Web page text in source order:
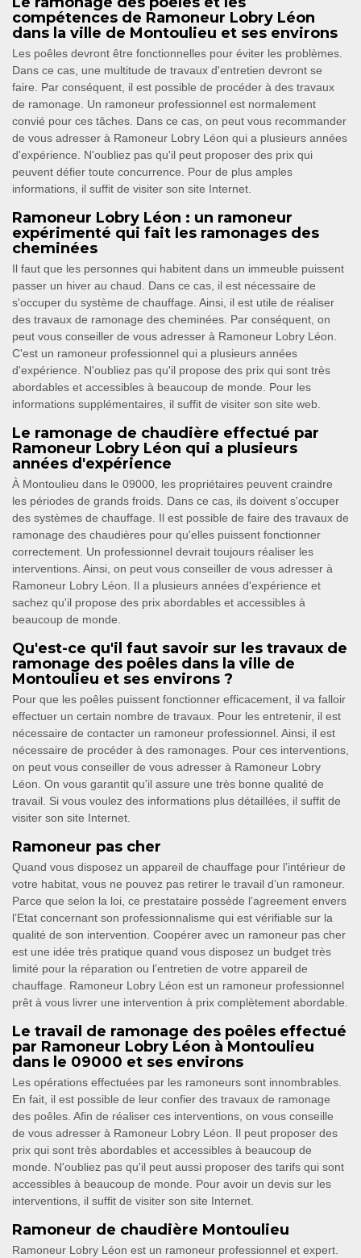
compétences de Ramoneur Lobry Léon
dans la ville de Montoulieu et ses environs
Les poêles devront être fonctionnelles pour éviter les problèmes.
Dans ce cas, une multitude de travaux d'entretien devront se
faire. Par conséquent, il est possible de procéder à des travaux
de ramonage. Un ramoneur professionnel est normalement
convié pour ces tâches. Dans ce cas, on peut vous recommander
de vous adresser à Ramoneur Lobry Léon qui a plusieurs années
d'expérience. N'oubliez pas qu'il peut proposer des prix qui
peuvent défier toute concurrence. Pour de plus amples
informations, il suffit de visiter son site Internet.
Ramoneur Lobry Léon : un ramoneur
expérimenté qui fait les ramonages des
cheminées
Il faut que les personnes qui habitent dans un immeuble puissent
passer un hiver au chaud. Dans ce cas, il est nécessaire de
s'occuper du système de chauffage. Ainsi, il est utile de réaliser
des travaux de ramonage des cheminées. Par conséquent, on
peut vous conseiller de vous adresser à Ramoneur Lobry Léon.
C'est un ramoneur professionnel qui a plusieurs années
d'expérience. N'oubliez pas qu'il propose des prix qui sont très
abordables et accessibles à beaucoup de monde. Pour les
informations supplémentaires, il suffit de visiter son site web.
Le ramonage de chaudière effectué par
Ramoneur Lobry Léon qui a plusieurs
années d'expérience
À Montoulieu dans le 09000, les propriétaires peuvent craindre
les périodes de grands froids. Dans ce cas, ils doivent s'occuper
des systèmes de chauffage. Il est possible de faire des travaux de
ramonage des chaudières pour qu'elles puissent fonctionner
correctement. Un professionnel devrait toujours réaliser les
interventions. Ainsi, on peut vous conseiller de vous adresser à
Ramoneur Lobry Léon. Il a plusieurs années d'expérience et
sachez qu'il propose des prix abordables et accessibles à
beaucoup de monde.
Qu'est-ce qu'il faut savoir sur les travaux de
ramonage des poêles dans la ville de
Montoulieu et ses environs ?
Pour que les poêles puissent fonctionner efficacement, il va falloir
effectuer un certain nombre de travaux. Pour les entretenir, il est
nécessaire de contacter un ramoneur professionnel. Ainsi, il est
nécessaire de procéder à des ramonages. Pour ces interventions,
on peut vous conseiller de vous adresser à Ramoneur Lobry
Léon. On vous garantit qu'il assure une très bonne qualité de
travail. Si vous voulez des informations plus détaillées, il suffit de
visiter son site Internet.
Ramoneur pas cher
Quand vous disposez un appareil de chauffage pour l’intérieur de
votre habitat, vous ne pouvez pas retirer le travail d’un ramoneur.
Parce que selon la loi, ce prestataire possède l’agreement envers
l’Etat concernant son professionnalisme qui est vérifiable sur la
qualité de son intervention. Coopérer avec un ramoneur pas cher
est une idée très pratique quand vous disposez un budget très
limité pour la réparation ou l’entretien de votre appareil de
chauffage. Ramoneur Lobry Léon est un ramoneur professionnel
prêt à vous livrer une intervention à prix complètement abordable.
Le travail de ramonage des poêles effectué
par Ramoneur Lobry Léon à Montoulieu
dans le 09000 et ses environs
Les opérations effectuées par les ramoneurs sont innombrables.
En fait, il est possible de leur confier des travaux de ramonage
des poêles. Afin de réaliser ces interventions, on vous conseille
de vous adresser à Ramoneur Lobry Léon. Il peut proposer des
prix qui sont très abordables et accessibles à beaucoup de
monde. N'oubliez pas qu'il peut aussi proposer des tarifs qui sont
accessibles à beaucoup de monde. Pour avoir un devis sur les
interventions, il suffit de visiter son site Internet.
Ramoneur de chaudière Montoulieu
Ramoneur Lobry Léon est un ramoneur professionnel et expert.